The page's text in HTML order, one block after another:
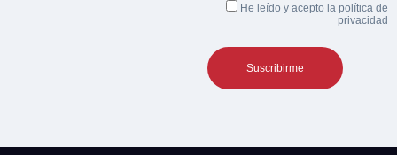
He leído y acepto la política de
privacidad
Acepto la Política de Privacidad y las Condiciones de Uso.